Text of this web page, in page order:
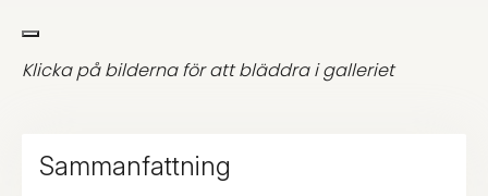
Klicka på bilderna för att bläddra i galleriet
Sammanfattning